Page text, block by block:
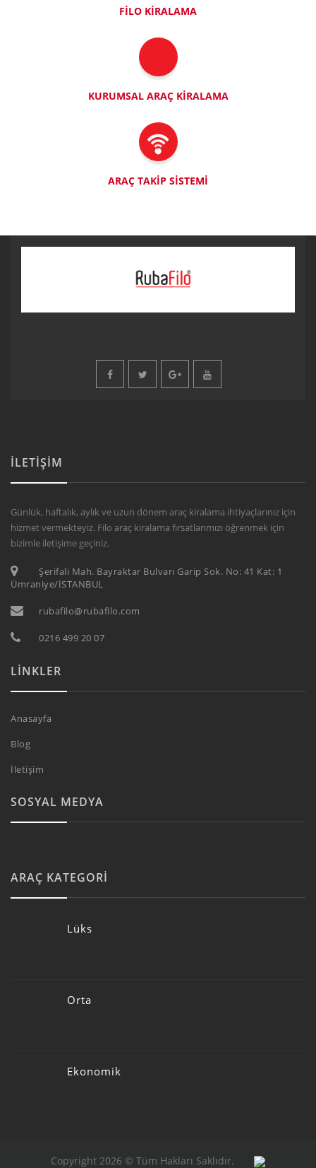
FILO KIRALAMA
KURUMSAL ARAÇ KIRALAMA
ARAÇ TAKIP SISTEMI
İLETIŞIM
Günlük, haftalık, aylık ve uzun dönem araç kiralama ihtiyaçlarınız için
hizmet vermekteyiz. Filo araç kiralama fırsatlarımızı öğrenmek için
bizimle iletişime geçiniz.
Şerifali Mah. Bayraktar Bulvarı Garip Sok. No: 41 Kat: 1
Ümraniye/İSTANBUL
rubafilo@rubafilo.com
0216 499 20 07
LINKLER
Anasayfa
Blog
İletişim
SOSYAL MEDYA
ARAÇ KATEGORI
Lüks
Orta
Ekonomik
Copyright 2026 © Tüm Hakları Saklıdır.